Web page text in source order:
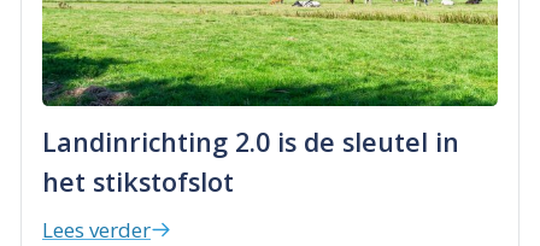
Landinrichting 2.0 is de sleutel in
het stikstofslot
Lees verder